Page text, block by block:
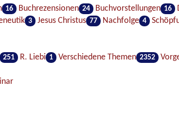
16 Buchrezensionen 24 Buchvorstellungen 16
3 Jesus Christus 77 Nachfolge 4
251 R. Liebi 1 Verschiedene Themen 2352